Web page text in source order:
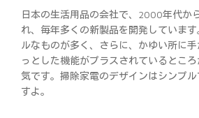
日本の生活用品の会社で、2000年代か
れ、毎年多くの新製品を開発していま
ルなものが多く、さらに、かゆい所に
っとした機能がプラスされているとこ
気です。掃除家電のデザインはシンプ
すよ。